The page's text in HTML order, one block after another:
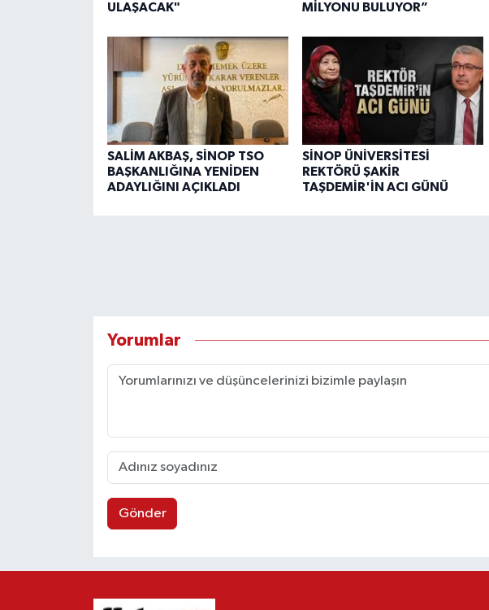
ULAŞACAK"
MİLYONU BULUYOR”
SALİM AKBAŞ, SİNOP TSO
BAŞKANLIĞINA YENİDEN
ADAYLIĞINI AÇIKLADI
SİNOP ÜNİVERSİTESİ
REKTÖRÜ ŞAKİR
TAŞDEMİR'İN ACI GÜNÜ
Yorumlar
Gönder